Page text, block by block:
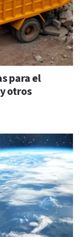
para el
otros